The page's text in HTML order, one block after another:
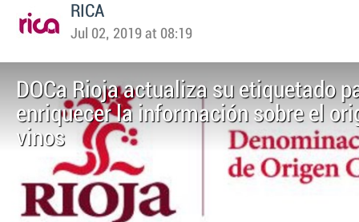
RICA
Jul 02, 2019 at 08:19
DOCa Rioja actualiza su etiquetado
enriquecer la información sobre el
vinos